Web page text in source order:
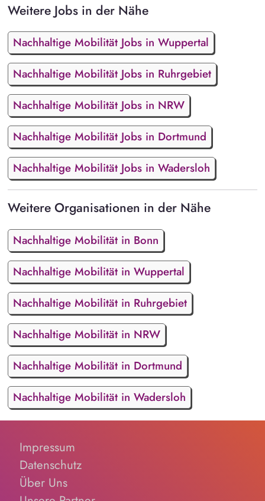
Weitere Jobs in der Nähe
Nachhaltige Mobilität Jobs in Wuppertal
Nachhaltige Mobilität Jobs in Ruhrgebiet
Nachhaltige Mobilität Jobs in NRW
Nachhaltige Mobilität Jobs in Dortmund
Nachhaltige Mobilität Jobs in Wadersloh
Weitere Organisationen in der Nähe
Nachhaltige Mobilität in Bonn
Nachhaltige Mobilität in Wuppertal
Nachhaltige Mobilität in Ruhrgebiet
Nachhaltige Mobilität in NRW
Nachhaltige Mobilität in Dortmund
Nachhaltige Mobilität in Wadersloh
Impressum
Datenschutz
Über Uns